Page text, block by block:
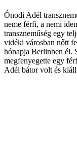
Ónodi Adél
neme férfi, a nemi
transzneműség egy
vidéki városban nőtt
hónapja Berlinben él.
megfenyegette egy
Adél bátor volt és